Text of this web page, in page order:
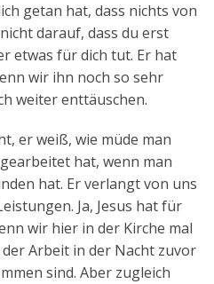
getan hat, dass nichts von
darauf, dass du erst
etwas für dich tut. Er hat
wir ihn noch so sehr
weiter enttäuschen.
er weiß, wie müde man
hat, wenn man
hat. Er verlangt von uns
Ja, Jesus hat für
wir hier in der Kirche mal
Arbeit in der Nacht zuvor
sind. Aber zugleich